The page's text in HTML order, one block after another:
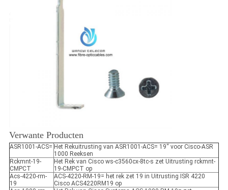
Verwante Producten
ASR1001-ACS= Het Rekuitrusting van ASR1001-ACS= 19“ voor Cisco-ASR
1000 Reeksen
Rckmnt-19-
CMPCT
Het Rek van Cisco ws-c3560cx-8tc-s zet Uitrusting rckmnt-
19-CMPCT op
Acs-4220-rm-
19
ACS-4220-RM-19= het rek zet 19 in Uitrusting ISR 4220
Cisco ACS4220RM19 op